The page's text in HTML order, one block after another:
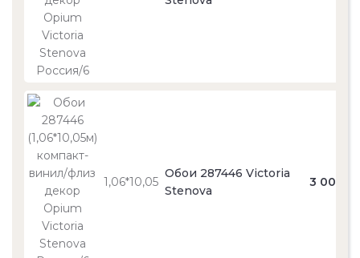
1,06*10,05
Обои 287446 Victoria
Stenova
3 000